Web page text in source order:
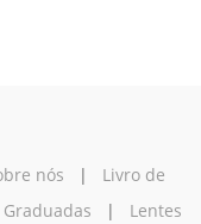
nós | Livro de
| Lentes